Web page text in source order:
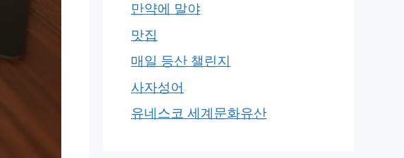
만약에 말야
맛집
매일 등산 챌린지
사자성어
유네스코 세계문화유산